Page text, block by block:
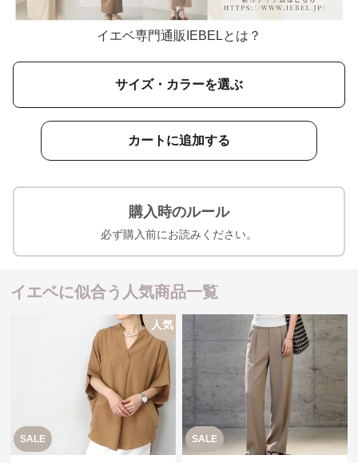
イエベ専門通販IEBELとは？
サイズ・カラーを選ぶ
カートに追加する
購入時のルール
必ず購入前にお読みください。
イエベに似合う人気商品一覧
SALE
人気
SALE